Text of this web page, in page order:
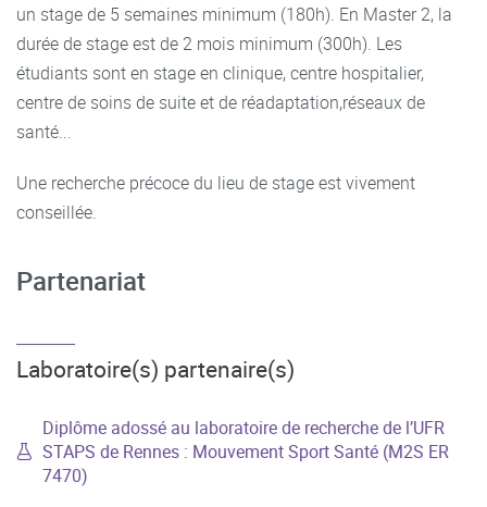
un stage de 5 semaines minimum (180h). En Master 2, la
durée de stage est de 2 mois minimum (300h). Les
étudiants sont en stage en clinique, centre hospitalier,
centre de soins de suite et de réadaptation,réseaux de
santé...
Une recherche précoce du lieu de stage est vivement
conseillée.
Partenariat
Laboratoire(s) partenaire(s)
Diplôme adossé au laboratoire de recherche de l’UFR
STAPS de Rennes : Mouvement Sport Santé (M2S ER
7470)